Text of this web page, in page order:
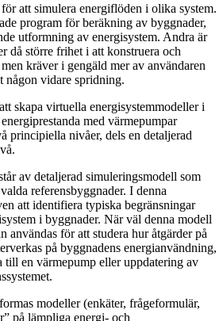
att simulera energiflöden i olika system.
program för beräkning av byggnader,
utformning av energisystem. Andra är
då större frihet i att konstruera och
kräver i gengäld mer av användaren
någon vidare spridning.
skapa virtuella energisystemmodeller i
med värmepumpar
principiella nivåer, dels en detaljerad
av detaljerad simuleringsmodell som
referensbyggnader. I denna
att identifiera typiska begränsningar
i byggnader. När väl denna modell
användas för att studera hur åtgärder på
på byggnadens energianvändning,
till en värmepump eller uppdatering av
modeller (enkäter, frågeformulär,
på lämpliga energi- och